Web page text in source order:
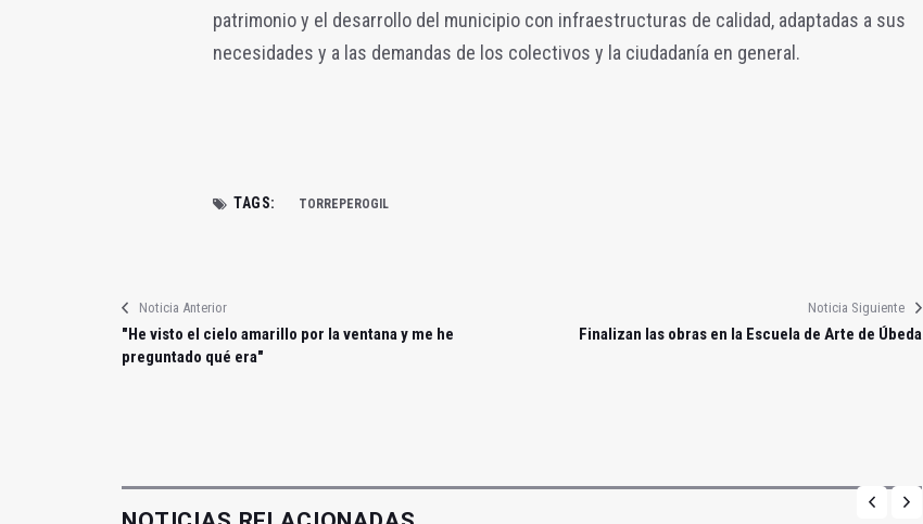
patrimonio y el desarrollo del municipio con infraestructuras de calidad, adaptadas a sus
necesidades y a las demandas de los colectivos y la ciudadanía en general.
TAGS: TORREPEROGIL
Noticia Anterior
"He visto el cielo amarillo por la ventana y me he
preguntado qué era"
Noticia Siguiente
Finalizan las obras en la Escuela de Arte de Úbeda